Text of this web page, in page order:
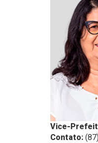
Vice-
Contato: